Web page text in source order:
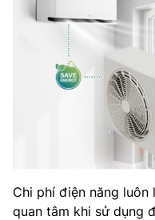
Chi phí điện năng
quan tâm khi sử dụng